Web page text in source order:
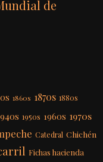
de
1860s 1870s 1880s
1950s 1960s 1970s
Catedral Chichén
Fichas hacienda